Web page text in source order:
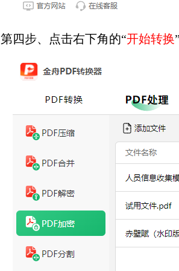
第四步、点击右下角的“开始转换